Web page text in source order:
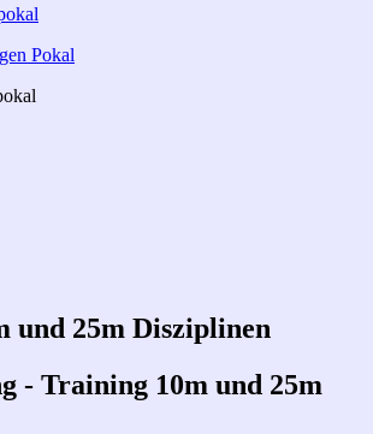
Pokal
und 25m Disziplinen
- Training 10m und 25m